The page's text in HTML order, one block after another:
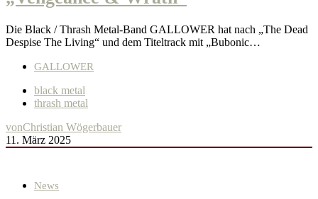
Die Black / Thrash Metal-Band GALLOWER hat nach „The Dead
Despise The Living“ und dem Titeltrack mit „Bubonic…
GALLOWER
black metal
thrash metal
vonChristian Wögerbauer
11. März 2025
News